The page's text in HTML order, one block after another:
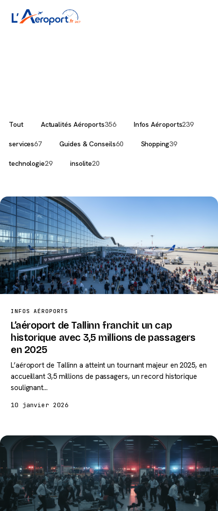
Tout Actualités Aéroports356 Infos Aéroports239
services67 Guides & Conseils60 Shopping39
technologie29 insolite20
INFOS AÉROPORTS
L’aéroport de Tallinn franchit un cap
historique avec 3,5 millions de passagers
en 2025
L’aéroport de Tallinn a atteint un tournant majeur en 2025, en
accueillant 3,5 millions de passagers, un record historique
soulignant…
10 janvier 2026